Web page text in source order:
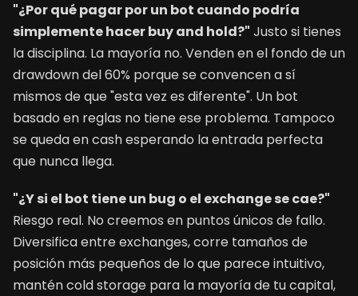
"¿Por qué pagar por un bot cuando podría
simplemente hacer buy and hold?" Justo si tienes
la disciplina. La mayoría no. Venden en el fondo de un
drawdown del 60% porque se convencen a sí
mismos de que "esta vez es diferente". Un bot
basado en reglas no tiene ese problema. Tampoco
se queda en cash esperando la entrada perfecta
que nunca llega.
"¿Y si el bot tiene un bug o el exchange se cae?"
Riesgo real. No creemos en puntos únicos de fallo.
Diversifica entre exchanges, corre tamaños de
posición más pequeños de lo que parece intuitivo,
mantén cold storage para la mayoría de tu capital,